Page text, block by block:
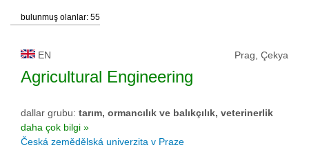
okul statüsü
bulunmuş olanlar: 55
EN Prag, Çekya
Agricultural Engineering
dallar grubu: tarım, ormancılık ve balıkçılık, veterinerlik
daha çok bilgi »
Česká zemědělská univerzita v Praze